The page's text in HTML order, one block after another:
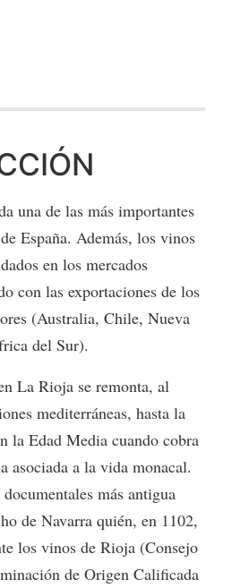
una de las más importantes
España. Además, los vinos
en los mercados
con las exportaciones de los
(Australia, Chile, Nueva
del Sur).
La Rioja se remonta, al
mediterráneas, hasta la
la Edad Media cuando cobra
asociada a la vida monacal.
más antigua
de Navarra quién, en 1102,
los vinos de Rioja (Consejo
de Origen Calificada